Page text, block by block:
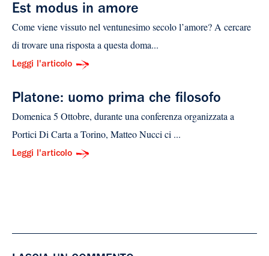
Est modus in amore
Come viene vissuto nel ventunesimo secolo l’amore? A cercare
di trovare una risposta a questa doma...
Leggi l'articolo
Platone: uomo prima che filosofo
Domenica 5 Ottobre, durante una conferenza organizzata a
Portici Di Carta a Torino, Matteo Nucci ci ...
Leggi l'articolo